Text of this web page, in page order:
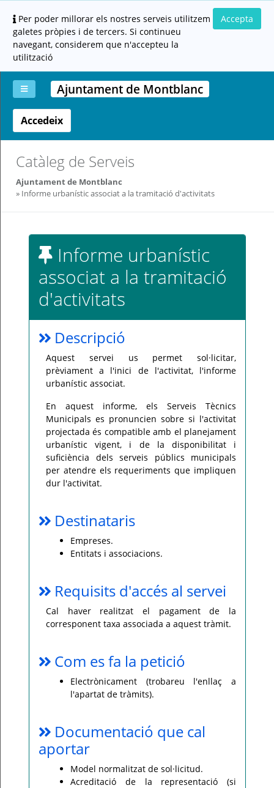
Per poder millorar els nostres serveis utilitzem
galetes pròpies i de tercers. Si continueu
navegant, considerem que n'accepteu la
utilització
Accepta
La
meva
carpeta
Aportar
documentació
Carpeta
ciutadana
(altres
administracions)
Altres
Ajuda
incidència,
Ajuntament de Montblanc
Accedeix
Catàleg de Serveis
Ajuntament de Montblanc
Informe urbanístic associat a la tramitació d'activitats
Informe urbanístic
associat a la tramitació
d'activitats
Descripció
Aquest servei us permet sol·licitar,
prèviament a l'inici de l'activitat, l'informe
urbanístic associat.
En aquest informe, els Serveis Tècnics
Municipals es pronuncien sobre si l'activitat
projectada és compatible amb el planejament
urbanístic vigent, i de la disponibilitat i
suficiència dels serveis públics municipals
per atendre els requeriments que impliquen
dur l'activitat.
Destinataris
Empreses.
Entitats i associacions.
Requisits d'accés al servei
Cal haver realitzat el pagament de la
corresponent taxa associada a aquest tràmit.
Com es fa la petició
Electrònicament (trobareu l'enllaç a
l'apartat de tràmits).
Documentació que cal
aportar
Model normalitzat de sol·licitud.
Acreditació de la representació (si